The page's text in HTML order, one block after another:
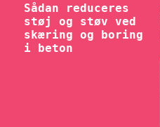
Sådan reduceres
støj og støv ved
skæring og boring
i beton